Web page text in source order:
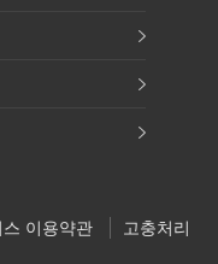
이용약관
고충처리